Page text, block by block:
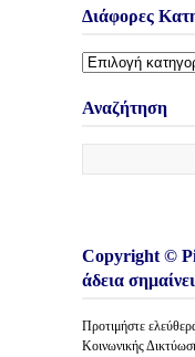
Διάφορες
Διάφορες
Άρθρων
Αναζήτηση
Copyright ©
άδεια
Προτιμήστε
Κοινωνικής